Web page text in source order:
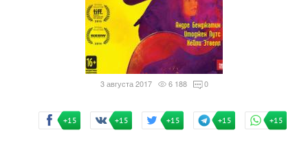
3 августа 2017 6 188 0
+15 +15 +15 +15 +15